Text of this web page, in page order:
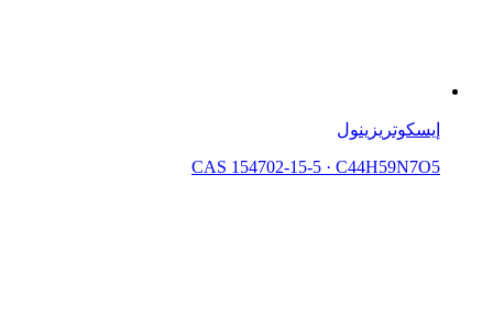
إيسكوتريزينول
CAS 154702-15-5 · C44H59N7O5